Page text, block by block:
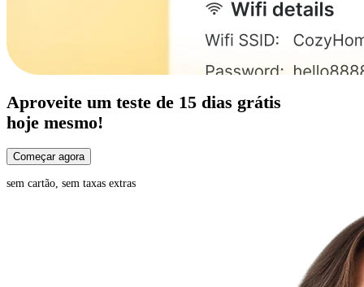
Aproveite um teste de 15 dias grátis
hoje mesmo!
Começar agora
sem cartão, sem taxas extras